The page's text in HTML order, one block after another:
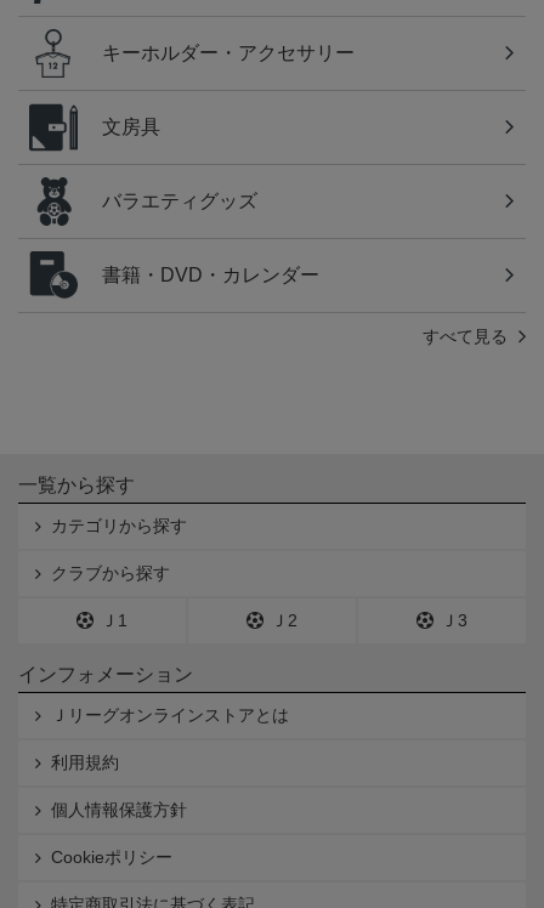
キーホルダー・アクセサリー
文房具
バラエティグッズ
書籍・DVD・カレンダー
すべて見る
一覧から探す
カテゴリから探す
クラブから探す
Ｊ1 Ｊ2 Ｊ3
インフォメーション
Ｊリーグオンラインストアとは
利用規約
個人情報保護方針
Cookieポリシー